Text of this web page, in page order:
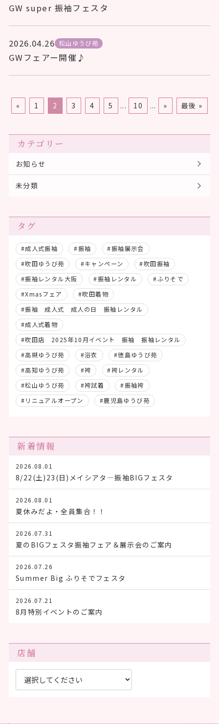
GW super 振袖フェスタ
2026.04.26 松山ゆうび苑
GWフェアー開催♪
« 1 2 3 4 5 ... 10 ... » 最後 »
カテゴリー
お知らせ
未分類
タグ
#成人式振袖 #振袖
#振袖展示会
#吹田ゆうび苑
#キャンペーン
#吹田振袖
#振袖レンタル大阪
#振袖レンタル
#ふりそで
#Xmasフェア
#吹田着物
#振袖 成人式 成人の日 振袖レンタル
#成人式着物
#吹田店 2025年10月イベント 振袖 振袖レンタル
#高槻ゆうび苑
#浴衣
#徳島ゆうび苑
#高知ゆうび苑
#袴
#袴レンタル
#松山ゆうび苑
#袴試着
#振袖袴
#リニュアルオープン
#鹿児島ゆうび苑
新着情報
2026.08.01
8/22(土)23(日)メイシアタ―振袖BIGフェスタ
2026.08.01
夏休みだよ・全員集合！！
2026.07.31
夏のBIGフェスタ振袖フェア＆展示会のご案内
2026.07.26
Summer Big ふりそでフェスタ
2026.07.21
8月特別イベントのご案内
店舗